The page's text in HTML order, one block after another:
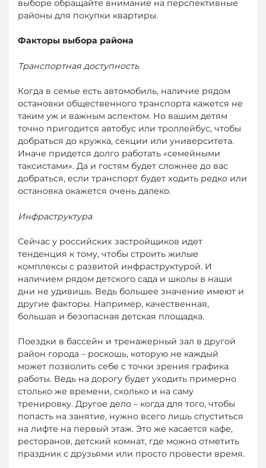
выборе обращайте внимание на перспективные
районы для покупки квартиры.
Факторы выбора района
Транспортная доступность
Когда в семье есть автомобиль, наличие рядом
остановки общественного транспорта кажется не
таким уж и важным аспектом. Но вашим детям
точно пригодится автобус или троллейбус, чтобы
добраться до кружка, секции или университета.
Иначе придется долго работать «семейными
таксистами». Да и гостям будет сложнее до вас
добраться, если транспорт будет ходить редко или
остановка окажется очень далеко.
Инфраструктура
Сейчас у российских застройщиков идет
тенденция к тому, чтобы строить жилые
комплексы с развитой инфраструктурой. И
наличием рядом детского сада и школы в наши
дни не удивишь. Ведь большее значение имеют и
другие факторы. Например, качественная,
большая и безопасная детская площадка.
Поездки в бассейн и тренажерный зал в другой
район города – роскошь, которую не каждый
может позволить себе с точки зрения графика
работы. Ведь на дорогу будет уходить примерно
столько же времени, сколько и на саму
тренировку. Другое дело – когда для того, чтобы
попасть на занятие, нужно всего лишь спуститься
на лифте на первый этаж. Это же касается кафе,
ресторанов, детский комнат, где можно отметить
праздник с друзьями или просто провести время.